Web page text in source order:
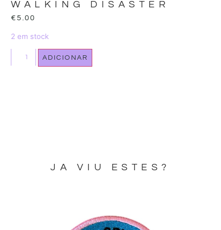
WALKING DISASTER
€5.00
2 em stock
ADICIONAR
JA VIU ESTES?